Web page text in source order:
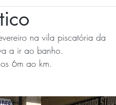
na vila piscatória da
a ir ao banho.
6m ao km.